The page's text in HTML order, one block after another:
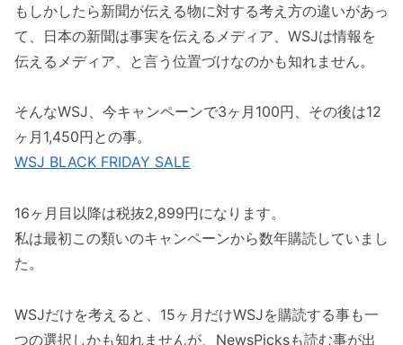
もしかしたら新聞が伝える物に対する考え方の違いがあっ
て、日本の新聞は事実を伝えるメディア、WSJは情報を
伝えるメディア、と言う位置づけなのかも知れません。
そんなWSJ、今キャンペーンで3ヶ月100円、その後は12
ヶ月1,450円との事。
WSJ BLACK FRIDAY SALE
16ヶ月目以降は税抜2,899円になります。
私は最初この類いのキャンペーンから数年購読していまし
た。
WSJだけを考えると、15ヶ月だけWSJを購読する事も一
つの選択しかも知れませんが、NewsPicksも読む事が出